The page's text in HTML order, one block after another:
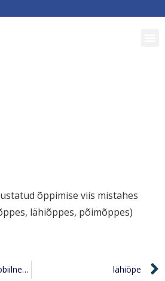
õppimise viis mistahes
lähiõppes, põimõppes)
wifi pääsupunkt / mobiilne pääsupunkt / kuumkoht lähiõpe